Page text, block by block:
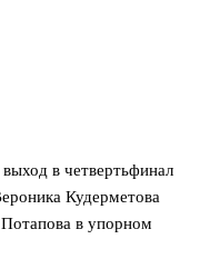
в четвертьфинал
Кудерметова
в упорном